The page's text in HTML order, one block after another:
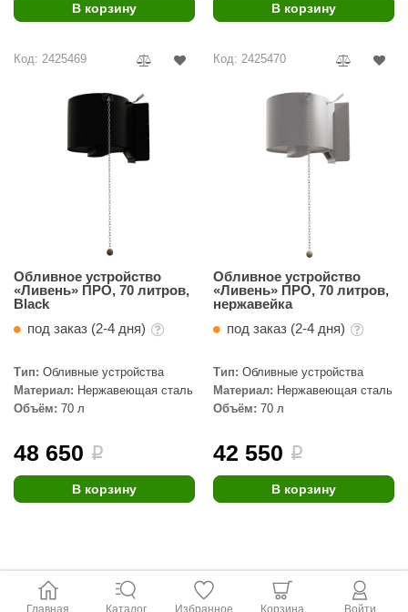
В корзину В корзину
Код: 2425469
Обливное устройство
«Ливень» ПРО, 70 литров,
Black
под заказ (2-4 дня)
Тип: Обливные устройства
Материал: Нержавеющая сталь
Объём: 70 л
48 650 i
В корзину
Код: 2425470
Обливное устройство
«Ливень» ПРО, 70 литров,
нержавейка
под заказ (2-4 дня)
Тип: Обливные устройства
Материал: Нержавеющая сталь
Объём: 70 л
42 550 i
В корзину
Главная Каталог Избранное Корзина Войти